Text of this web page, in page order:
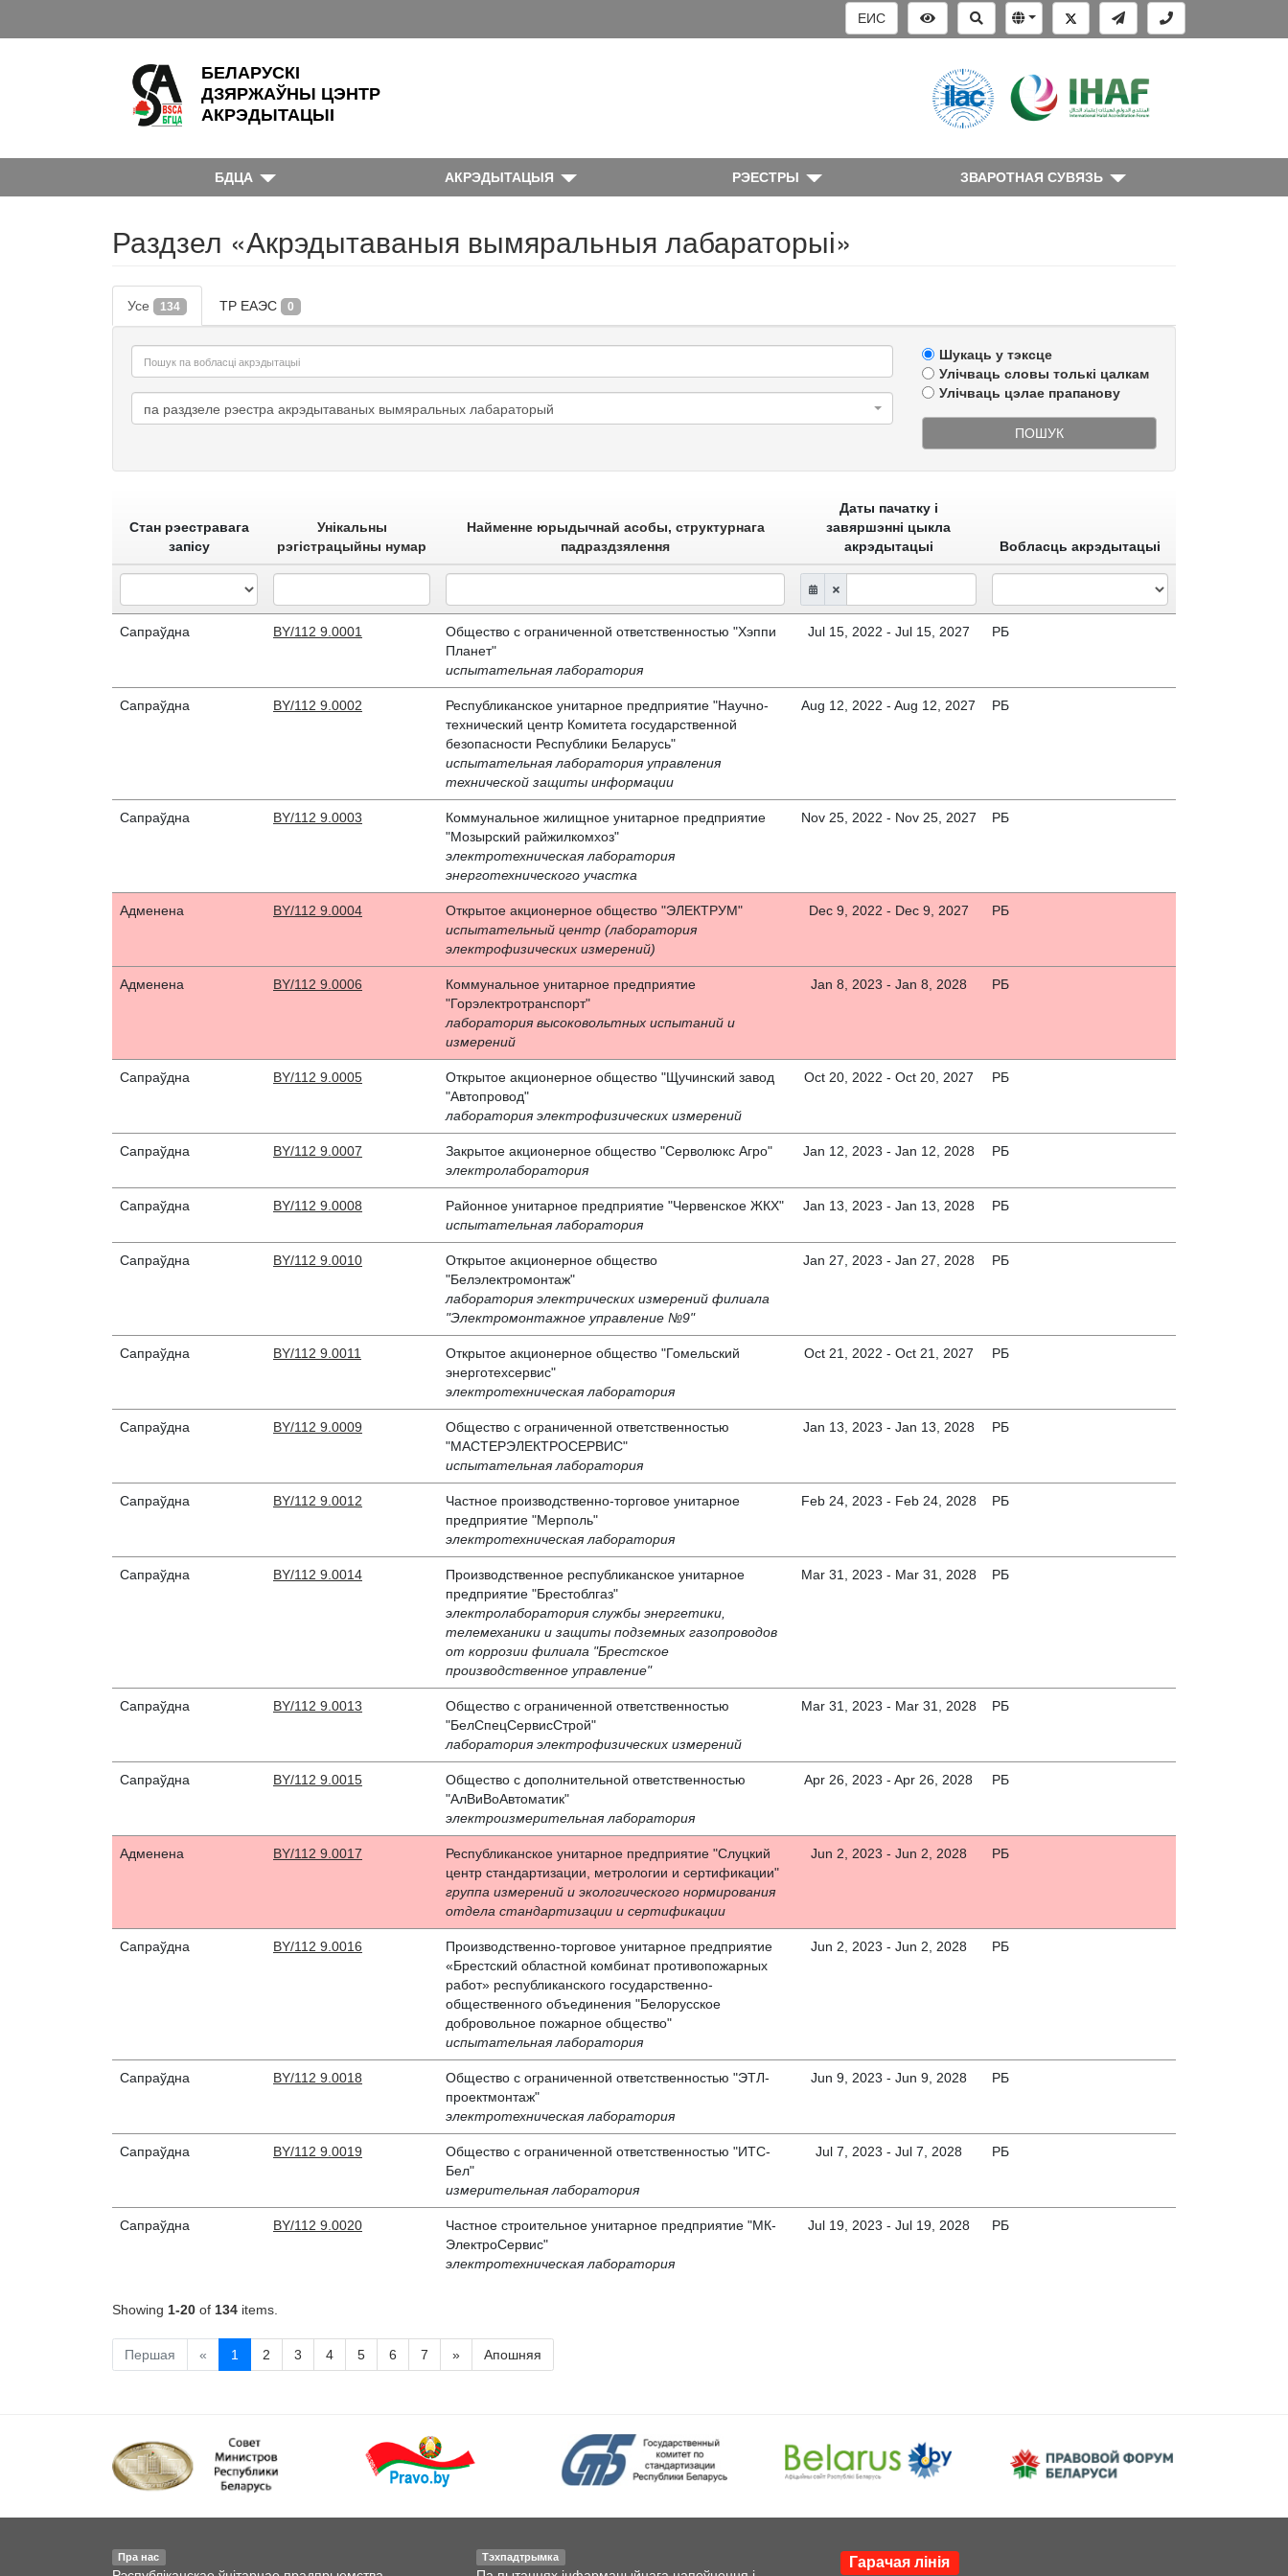
ЕИС
БЕЛАРУСКІ
ДЗЯРЖАЎНЫ ЦЭНТР
АКРЭДЫТАЦЫІ
БДЦА АКРЭДЫТАЦЫЯ РЭЕСТРЫ ЗВАРОТНАЯ СУВЯЗЬ
Раздзел «Акрэдытаваныя вымяральныя лабараторыі»
Усе 134 ТР ЕАЭС 0
па раздзеле рэестра акрэдытаваных вымяральных лабараторый
Шукаць у тэксце
Улічваць словы толькі цалкам
Улічваць цэлае прапанову
ПОШУК
Стан рэестравага
запісу
Унікальны
рэгістрацыйны нумар
Найменне юрыдычнай асобы, структурнага
падраздзялення
Даты пачатку і
завяршэнні цыкла
акрэдытацыі
Вобласць акрэдытацыі
Сапраўдна BY/112 9.0001
Общество с ограниченной ответственностью "Хэппи
Планет"
испытательная лаборатория
Jul 15, 2022 - Jul 15, 2027 РБ
Сапраўдна BY/112 9.0002
Республиканское унитарное предприятие "Научно-
технический центр Комитета государственной
безопасности Республики Беларусь"
испытательная лаборатория управления
технической защиты информации
Aug 12, 2022 - Aug 12, 2027 РБ
Сапраўдна BY/112 9.0003
Коммунальное жилищное унитарное предприятие
"Мозырский райжилкомхоз"
электротехническая лаборатория
энерготехнического участка
Nov 25, 2022 - Nov 25, 2027 РБ
Адменена BY/112 9.0004
Открытое акционерное общество "ЭЛЕКТРУМ"
испытательный центр (лаборатория
электрофизических измерений)
Dec 9, 2022 - Dec 9, 2027 РБ
Адменена BY/112 9.0006
Коммунальное унитарное предприятие
"Горэлектротранспорт"
лаборатория высоковольтных испытаний и
измерений
Jan 8, 2023 - Jan 8, 2028 РБ
Сапраўдна BY/112 9.0005
Открытое акционерное общество "Щучинский завод
"Автопровод"
лаборатория электрофизических измерений
Oct 20, 2022 - Oct 20, 2027 РБ
Сапраўдна BY/112 9.0007
Закрытое акционерное общество "Серволюкс Агро"
электролаборатория
Jan 12, 2023 - Jan 12, 2028 РБ
Сапраўдна BY/112 9.0008
Районное унитарное предприятие "Червенское ЖКХ"
испытательная лаборатория
Jan 13, 2023 - Jan 13, 2028 РБ
Сапраўдна BY/112 9.0010
Открытое акционерное общество
"Белэлектромонтаж"
лаборатория электрических измерений филиала
"Электромонтажное управление №9"
Jan 27, 2023 - Jan 27, 2028 РБ
Сапраўдна BY/112 9.0011
Открытое акционерное общество "Гомельский
энерготехсервис"
электротехническая лаборатория
Oct 21, 2022 - Oct 21, 2027 РБ
Сапраўдна BY/112 9.0009
Общество с ограниченной ответственностью
"МАСТЕРЭЛЕКТРОСЕРВИС"
испытательная лаборатория
Jan 13, 2023 - Jan 13, 2028 РБ
Сапраўдна BY/112 9.0012
Частное производственно-торговое унитарное
предприятие "Мерполь"
электротехническая лаборатория
Feb 24, 2023 - Feb 24, 2028 РБ
Сапраўдна BY/112 9.0014
Производственное республиканское унитарное
предприятие "Брестоблгаз"
электролаборатория службы энергетики,
телемеханики и защиты подземных газопроводов
от коррозии филиала "Брестское
производственное управление"
Mar 31, 2023 - Mar 31, 2028 РБ
Сапраўдна BY/112 9.0013
Общество с ограниченной ответственностью
"БелСпецСервисСтрой"
лаборатория электрофизических измерений
Mar 31, 2023 - Mar 31, 2028 РБ
Сапраўдна BY/112 9.0015
Общество с дополнительной ответственностью
"АлВиВоАвтоматик"
электроизмерительная лаборатория
Apr 26, 2023 - Apr 26, 2028 РБ
Адменена BY/112 9.0017
Республиканское унитарное предприятие "Слуцкий
центр стандартизации, метрологии и сертификации"
группа измерений и экологического нормирования
отдела стандартизации и сертификации
Jun 2, 2023 - Jun 2, 2028 РБ
Сапраўдна BY/112 9.0016
Производственно-торговое унитарное предприятие
«Брестский областной комбинат противопожарных
работ» республиканского государственно-
общественного объединения "Белорусское
добровольное пожарное общество"
испытательная лаборатория
Jun 2, 2023 - Jun 2, 2028 РБ
Сапраўдна BY/112 9.0018
Общество с ограниченной ответственностью "ЭТЛ-
проектмонтаж"
электротехническая лаборатория
Jun 9, 2023 - Jun 9, 2028 РБ
Сапраўдна BY/112 9.0019
Общество с ограниченной ответственностью "ИТС-
Бел"
измерительная лаборатория
Jul 7, 2023 - Jul 7, 2028 РБ
Сапраўдна BY/112 9.0020
Частное строительное унитарное предприятие "МК-
ЭлектроСервис"
электротехническая лаборатория
Jul 19, 2023 - Jul 19, 2028 РБ
Showing 1-20 of 134 items.
Першая « 1 2 3 4 5 6 7 » Апошняя
Пра нас Тэхпадтрымка Гарачая лінія